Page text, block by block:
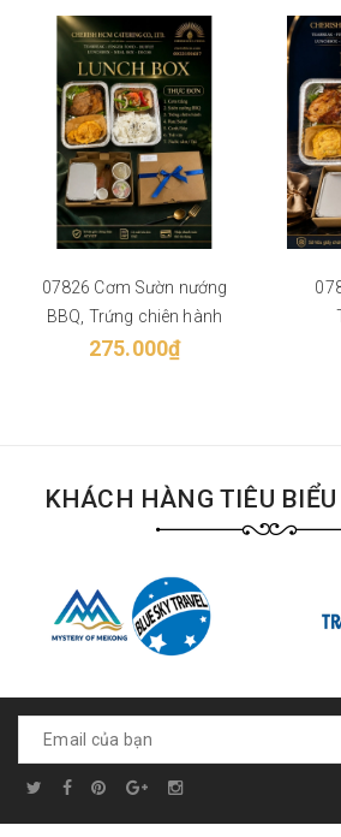
07826 Cơm Sườn nướng
BBQ, Trứng chiên hành
275.000₫
KHÁCH HÀNG TIÊU